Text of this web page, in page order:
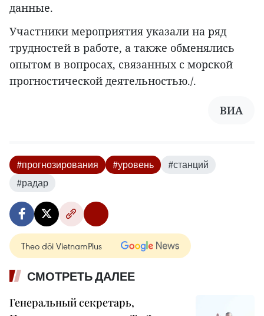
данные.
Участники мероприятия указали на ряд
трудностей в работе, а также обменялись
опытом в вопросах, связанных с морской
прогностической деятельностью./.
ВИА
#прогнозирования #уровень
#станций
#радар
Theo dõi VietnamPlus
СМОТРЕТЬ ДАЛЕЕ
Генеральный секретарь,